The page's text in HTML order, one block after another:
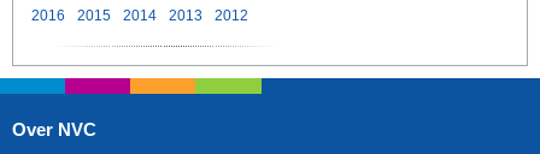
2016
2015 2014 2013 2012
Over NVC